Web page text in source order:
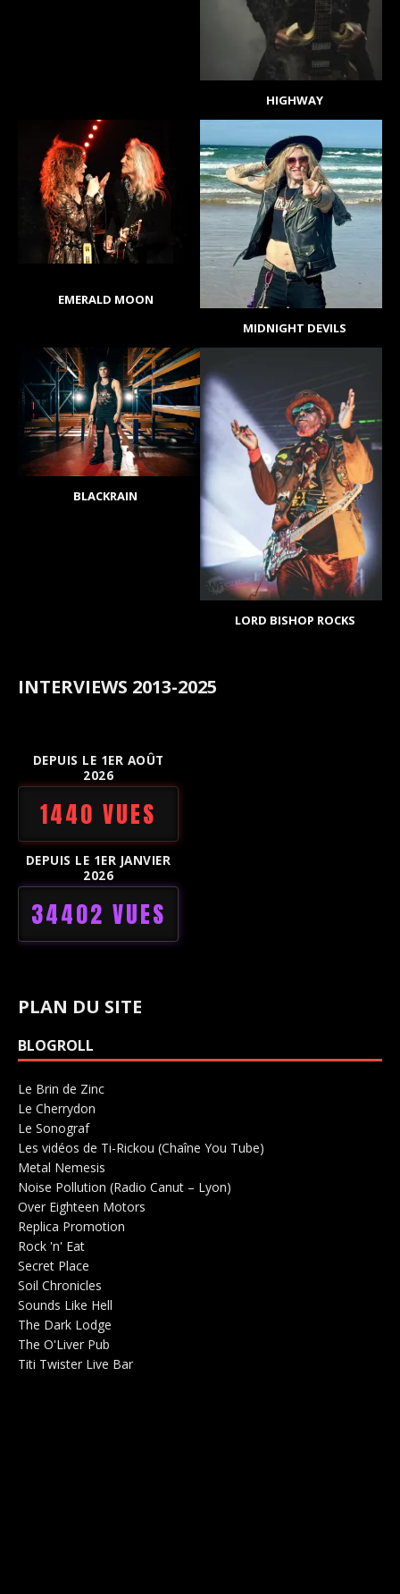
HIGHWAY
EMERALD MOON
MIDNIGHT DEVILS
BLACKRAIN
LORD BISHOP ROCKS
INTERVIEWS 2013-2025
DEPUIS LE 1ER AOÛT
2026
1440 VUES
DEPUIS LE 1ER JANVIER
2026
34402 VUES
PLAN DU SITE
BLOGROLL
Le Brin de Zinc
Le Cherrydon
Le SonografSalle de concerts 0
Les vidéos de Ti-Rickou (Chaîne You Tube)
Metal Nemesis
Noise Pollution (Radio Canut – Lyon)
Over Eighteen Motors
Replica Promotion
Rock 'n' Eat
Secret Place
Soil Chronicles
Sounds Like Hell
The Dark Lodge
The O'Liver Pub
Titi Twister Live Bar